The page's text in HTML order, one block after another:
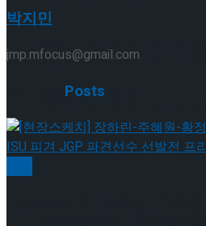
2026 ISU 피겨 JGP 파
이팅 경기 결과
[현장스케치] 이규리-전
이팅 경기 결과
박지민
jmp.mfocus@gmail.com
Posts